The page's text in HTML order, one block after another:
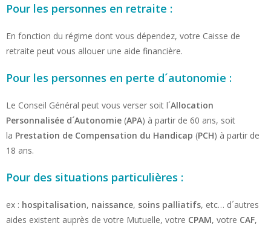
Pour les personnes en retraite :
En fonction du régime dont vous dépendez, votre Caisse de
retraite peut vous allouer une aide financière.
Pour les personnes en perte d´autonomie :
Le Conseil Général peut vous verser soit l´Allocation
Personnalisée d´Autonomie (APA) à partir de 60 ans, soit
la Prestation de Compensation du Handicap (PCH) à partir de
18 ans.
Pour des situations particulières :
ex : hospitalisation, naissance, soins palliatifs, etc… d´autres
aides existent auprès de votre Mutuelle, votre CPAM, votre CAF,